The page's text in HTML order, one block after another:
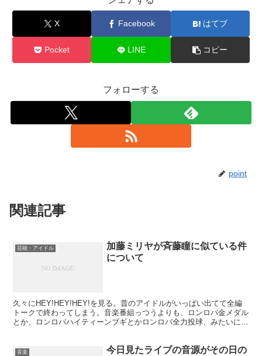
X Facebook はてブ
Pocket LINE コピー
フォローする
point
関連記事
芸能・アイドル
加藤ミリヤが斉藤瞳に似ている件
について
久々にHEY!HEY!HEY!を見る。昔のアイドルがいっぱい出てて全編
トークで終わってしまう。音楽番組っつうよりも、ロンロバ金メダル
とか、ロンロバハイティーンブギとかロンロバ全力投球、みたいにな
音楽
今日見たライブの音源がその日の